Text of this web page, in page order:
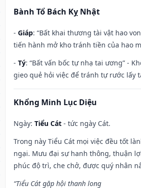
Bành Tổ Bách Kỵ Nhật
- Giáp: “Bất khai thương tài vật hao
tiến hành mở kho tránh tiền của hao
- Tý: “Bất vấn bốc tự nhạ tai ương” -
gieo quẻ hỏi việc để tránh tự rước lấy
Khổng Minh Lục Diệu
Ngày: Tiểu Cát - tức ngày Cát.
Trong này Tiểu Cát mọi việc đều tốt
ngại. Mưu đại sự hanh thông, thuận
phúc độ trì, che chở, được quý nhân
“Tiểu Cát gặp hội thanh long